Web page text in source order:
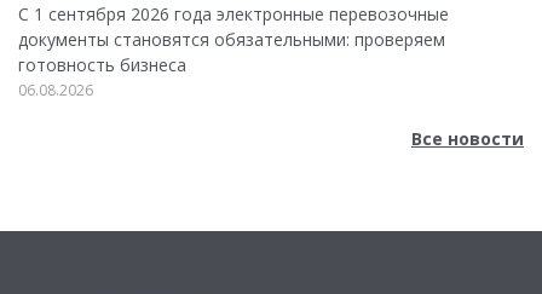
С 1 сентября 2026 года электронные перевозочные
документы становятся обязательными: проверяем
готовность бизнеса
06.08.2026
Все новости